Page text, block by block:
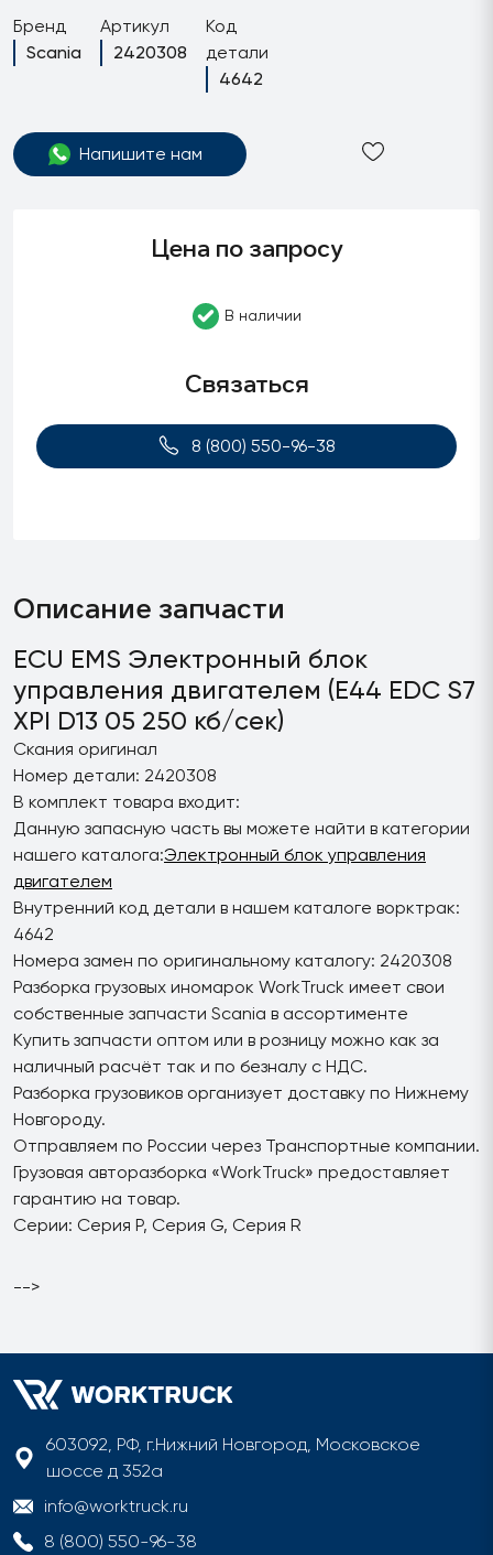
Бренд
Scania
Артикул
2420308
Код
детали
4642
Напишите нам
Цена по запросу
В наличии
Связаться
8 (800) 550-96-38
Описание запчасти
ECU EMS Электронный блок
управления двигателем (E44 EDC S7
XPI D13 05 250 кб/сек)
Скания оригинал
Номер детали: 2420308
В комплект товара входит:
Данную запасную часть вы можете найти в категории
нашего каталога:Электронный блок управления
двигателем
Внутренний код детали в нашем каталоге ворктрак:
4642
Номера замен по оригинальному каталогу: 2420308
Разборка грузовых иномарок WorkTruck имеет свои
собственные запчасти Scania в ассортименте
Купить запчасти оптом или в розницу можно как за
наличный расчёт так и по безналу с НДС.
Разборка грузовиков организует доставку по Нижнему
Новгороду.
Отправляем по России через Транспортные компании.
Грузовая авторазборка «WorkTruck» предоставляет
гарантию на товар.
Серии: Серия P, Серия G, Серия R
-->
603092, РФ, г.Нижний Новгород, Московское
шоссе д 352а
info@worktruck.ru
8 (800) 550-96-38